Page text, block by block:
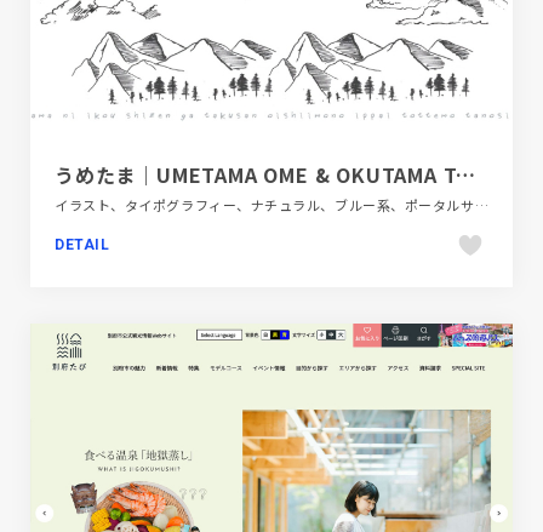
うめたま｜UMETAMA OME & OKUTAMA TOKYO JAPAN
イラスト、タイポグラフィー、ナチュラル、ブルー系、ポータルサイト、動画が流れる、大きめ写真、手書き・ハンドメイド、旅行・ホテル・観光、第一次産業・SDGs・地方創生
DETAIL